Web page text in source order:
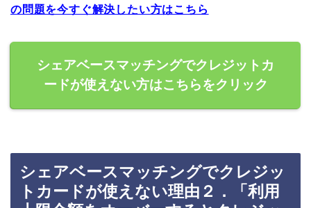
の問題を今すぐ解決したい方はこちら
シェアベースマッチングでクレジットカ
ードが使えない方はこちらをクリック
シェアベースマッチングでクレジッ
トカードが使えない理由２．「利用